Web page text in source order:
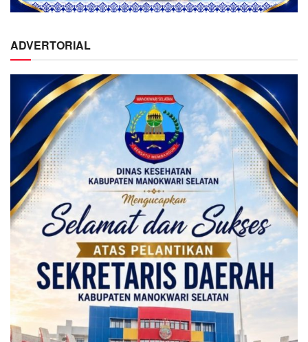
ADVERTORIAL